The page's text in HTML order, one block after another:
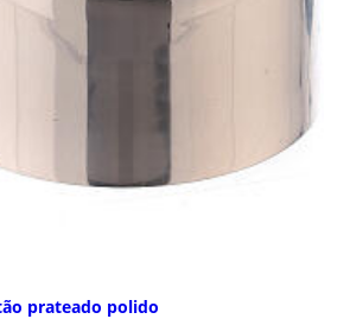
prateado polido